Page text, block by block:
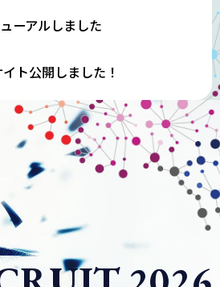
ーアルしました
ト公開しました！